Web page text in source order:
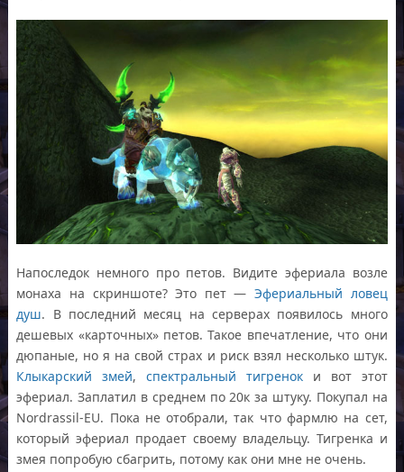
Напоследок немного про петов. Видите эфериала возле
монаха на скриншоте? Это пет — Эфериальный ловец
душ. В последний месяц на серверах появилось много
дешевых «карточных» петов. Такое впечатление, что они
дюпаные, но я на свой страх и риск взял несколько штук.
Клыкарский змей,спектральный тигренок и вот этот
эфериал. Заплатил в среднем по 20к за штуку. Покупал на
Nordrassil-EU. Пока не отобрали, так что фармлю на сет,
который эфериал продает своему владельцу. Тигренка и
змея попробую сбагрить, потому как они мне не очень.